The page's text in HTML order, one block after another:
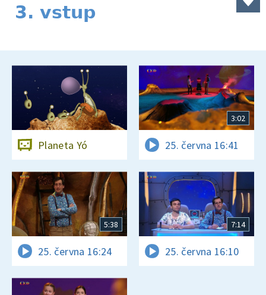
3. vstup
Planeta Yó
3:02
25. června 16:41
5:38
25. června 16:24
7:14
25. června 16:10